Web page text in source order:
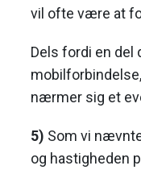
vil ofte være at
Dels fordi en del
nærmer sig et
5) Som vi
og hastigheden